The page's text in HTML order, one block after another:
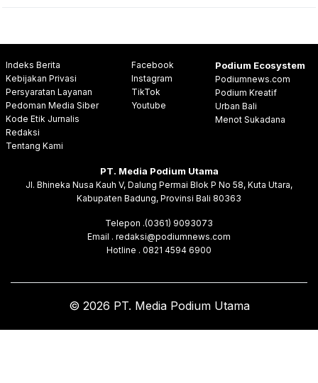
Indeks Berita
Kebijakan Privasi
Persyaratan Layanan
Pedoman Media Siber
Kode Etik Jurnalis
Redaksi
Tentang Kami
Facebook
Instagram
TikTok
Youtube
Podium Ecosystem
Podiumnews.com
Podium Kreatif
Urban Bali
Menot Sukadana
PT. Media Podium Utama
Jl. Bhineka Nusa Kauh V, Dalung Permai Blok P No 58, Kuta Utara,
Kabupaten Badung, Provinsi Bali 80363
Telepon .(0361) 9093073
Email . redaksi@podiumnews.com
Hotline . 0821 4594 6900
© 2026 PT. Media Podium Utama